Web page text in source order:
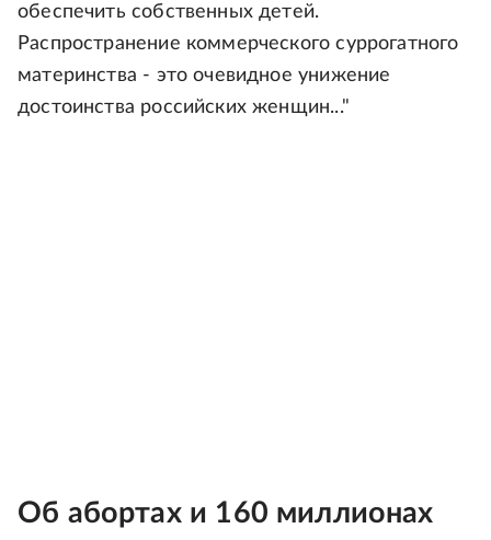
обеспечить собственных детей.
Распространение коммерческого суррогатного
материнства - это очевидное унижение
достоинства российских женщин..."
Об абортах и 160 миллионах